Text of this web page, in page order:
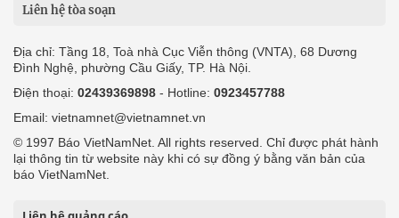
Liên hệ tòa soạn
Địa chỉ: Tầng 18, Toà nhà Cục Viễn thông (VNTA), 68 Dương
Đình Nghệ, phường Cầu Giấy, TP. Hà Nội.
Điện thoại: 02439369898 - Hotline: 0923457788
Email: vietnamnet@vietnamnet.vn
© 1997 Báo VietNamNet. All rights reserved. Chỉ được phát hành
lại thông tin từ website này khi có sự đồng ý bằng văn bản của
báo VietNamNet.